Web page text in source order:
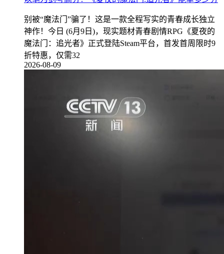
别被“魔法门”骗了！这是一款全程写实的青春成长独立
神作！今日 (6月9日)，现实题材青春剧情RPG《夏夜的
魔法门：追光者》正式登陆Steam平台，首发首周限时9
折特惠，仅需32
2026-08-09